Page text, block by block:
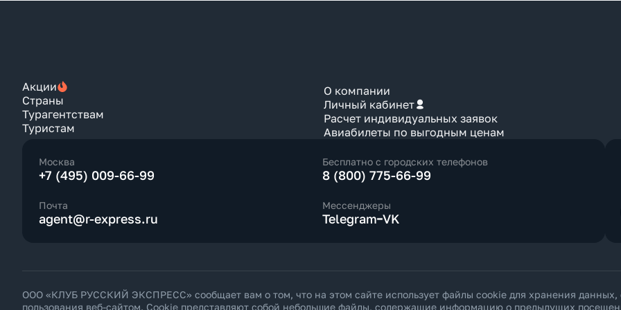
Акции
Страны
Турагентствам
Туристам
О компании
Личный кабинет
Расчет индивидуальных заявок
Авиабилеты по выгодным ценам
Москва
+7 (495) 009-66-99
Бесплатно с городских телефонов
8 (800) 775-66-99
Почта
agent@r-express.ru
Мессенджеры
Telegram VK
ООО «КЛУБ РУССКИЙ ЭКСПРЕСС» сообщает вам о том, что на этом сайте использует файлы cookie для хранения данных,
пользования веб-сайтом. Cookie представляют собой небольшие файлы, содержащие информацию о предыдущих